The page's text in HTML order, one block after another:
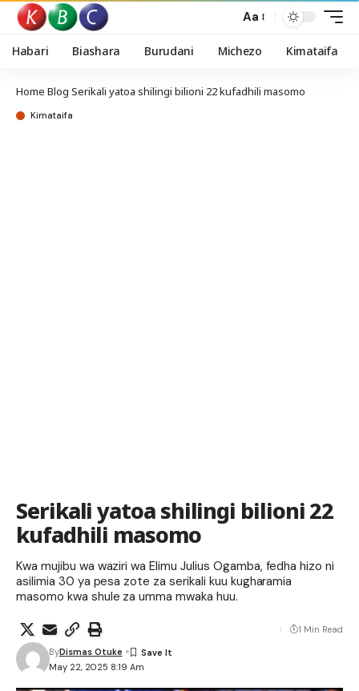
Aa
Habari Biashara Burudani Michezo Kimataifa
Home Blog Serikali yatoa shilingi bilioni 22 kufadhili masomo
Kimataifa
Serikali yatoa shilingi bilioni 22
kufadhili masomo
Kwa mujibu wa waziri wa Elimu Julius Ogamba, fedha hizo ni
asilimia 30 ya pesa zote za serikali kuu kugharamia
masomo kwa shule za umma mwaka huu.
May 22, 2025 8:19 Am
ByDismas Otuke
1 Min Read